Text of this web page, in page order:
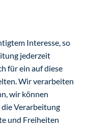
Interesse, so
jederzeit
für ein auf diese
Wir verarbeiten
wir können
Verarbeitung
und Freiheiten